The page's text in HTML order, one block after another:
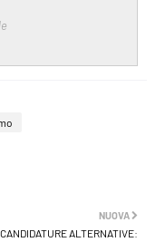
NUOVA
CANDIDATURE ALTERNATIVE: